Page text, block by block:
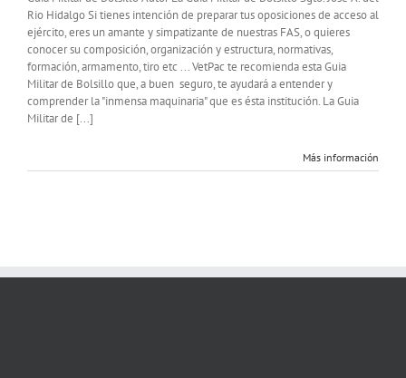
Rio Hidalgo Si tienes intención de preparar tus oposiciones de acceso al
ejército, eres un amante y simpatizante de nuestras FAS, o quieres
conocer su composición, organización y estructura, normativas,
formación, armamento, tiro etc ... VetPac te recomienda esta Guia
Militar de Bolsillo que, a buen seguro, te ayudará a entender y
comprender la "inmensa maquinaria" que es ésta institución. La Guia
Militar de [...]
Más información